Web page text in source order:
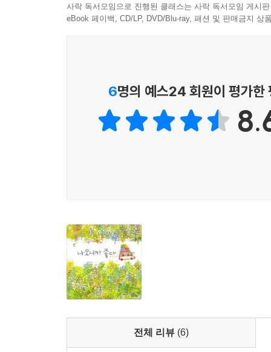
사락 독서모임으로 진행된 클래스는 사락 독서모임 게시
eBook 페이백, CD/LP, DVD/Blu-ray, 패션 및 판매금지 상
6명의 예스24 회원이 평가한
전체 리뷰 (6)